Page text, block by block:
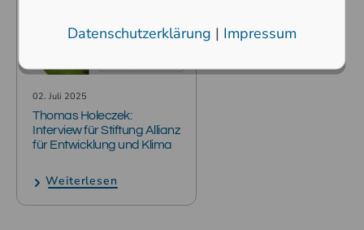
02. Juli 2025
Thomas Holeczek:
Interview für Stiftung Allianz
für Entwicklung und Klima
Weiterlesen
Datenschutzerklärung | Impressum